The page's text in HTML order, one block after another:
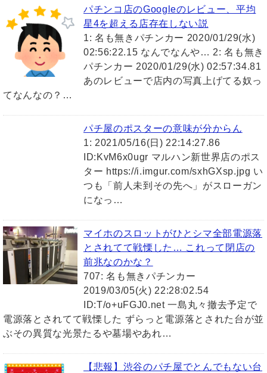
パチンコ店のGoogleのレビュー、平均
星4を超える店存在しない説
1: 名も無きパチンカー 2020/01/29(水)
02:56:22.15 なんでなんや… 2: 名も無き
パチンカー 2020/01/29(水) 02:57:34.81
あのレビューで店内の写真上げてる奴っ
てなんなの？…
パチ屋のポスターの意味が分からん
1: 2021/05/16(日) 22:14:27.86
ID:KvM6x0ugr マルハン新世界店のポス
ター https://i.imgur.com/sxhGXsp.jpg い
つも「前人未到その先へ」がスローガン
になっ…
マイホのスロットがひとシマ全部電源落
とされてて戦慄した… これって閉店の
前兆なのかな？
707: 名も無きパチンカー
2019/03/05(火) 22:28:02.54
ID:T/o+uFGJ0.net 一島丸々撤去予定で
電源落とされてて戦慄した ずらっと電源落とされた台が並
ぶその異質な光景たるや墓場やあれ…
【悲報】渋谷のパチ屋でとんでもない台